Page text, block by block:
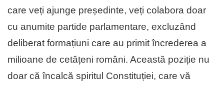
care veți ajunge președinte, veți colabora doar
cu anumite partide parlamentare, excluzând
deliberat formațiuni care au primit încrederea a
milioane de cetățeni români. Această poziție nu
doar că încalcă spiritul Constituției, care vă